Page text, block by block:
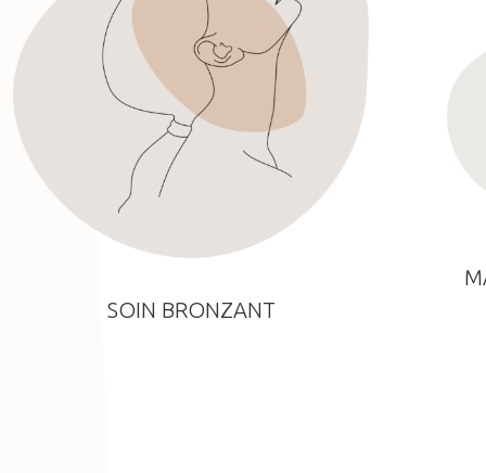
SOIN BRONZANT